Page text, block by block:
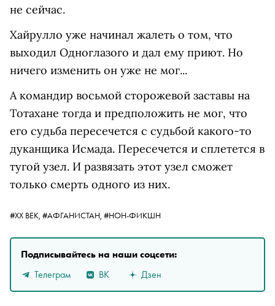
не сейчас.
Хайрулло уже начинал жалеть о том, что
выходил Одноглазого и дал ему приют. Но
ничего изменить он уже не мог...
А командир восьмой сторожевой заставы на
Тотахане тогда и предположить не мог, что
его судьба пересечется с судьбой какого-то
дуканщика Исмада. Пересечется и сплетется в
тугой узел. И развязать этот узел сможет
только смерть одного из них.
#ХХ ВЕК, #АФГАНИСТАН, #НОН-ФИКШН
Подписывайтесь на наши соцсети:
Телеграм
ВК Дзен